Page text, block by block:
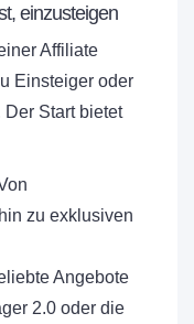
einzusteigen
Affiliate
Einsteiger oder
Start bietet
zu exklusiven
Angebote
2.0 oder die